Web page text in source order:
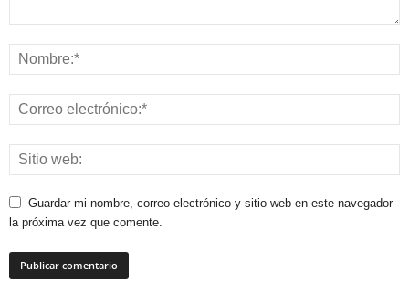
Guardar mi nombre, correo electrónico y sitio web en este navegador
la próxima vez que comente.